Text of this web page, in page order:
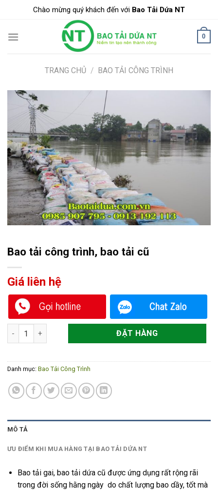
Chào mừng quý khách đến với Bao Tải Dứa NT
0
TRANG CHỦ / BAO TẢI CÔNG TRÌNH
Bao tải công trình, bao tải cũ
Giá liên hệ
Bao tải công trình, bao tải cũ số lượngĐẶT HÀNG
Danh mục: Bao Tải Công Trình
MÔ TẢ
ƯU ĐIỂM KHI MUA HÀNG TẠI BAO TẢI DỨA NT
Bao tải gai, bao tải dứa cũ được ứng dụng rất rộng rãi
trong đời sống hằng ngày do chất lượng bao dầy, tốt mà